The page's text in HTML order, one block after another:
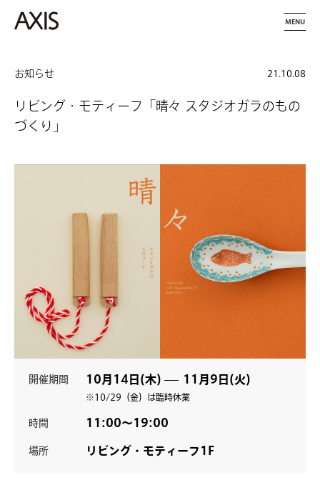
MENU
お知らせ
リビング・モティーフ「晴々 スタジオガラのもの
づくり」
21.10.08
開催期間 10月14日(木) 11月9日(火)
※10/29（金）は臨時休業
時間 11:00〜19:00
場所 リビング・モティーフ1F